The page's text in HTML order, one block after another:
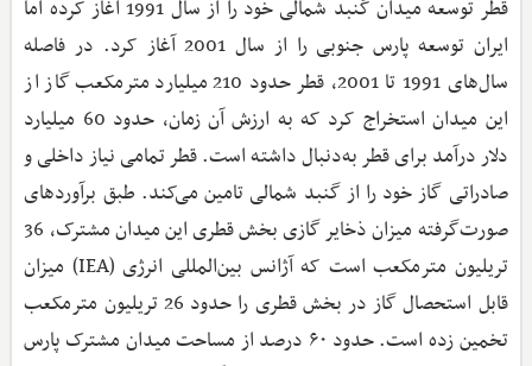
قطر توسعه میدان گنبد شمالی خود را از سال 1991 آغاز کرده اما
ایران توسعه پارس جنوبی را از سال 2001 آغاز کرد. در فاصله
سال‌های 1991 تا 2001، قطر حدود 210 میلیارد مترمکعب گاز از
این میدان استخراج کرد که به ارزش آن زمان، حدود 60 میلیارد
دلار درآمد برای قطر به‌دنبال داشته است. قطر تمامی نیاز داخلی و
صادراتی گاز خود را از گنبد شمالی تامین می‌کند. طبق برآوردهای
صورت‌گرفته میزان ذخایر گازی بخش قطری این میدان مشترک، 36
تریلیون مترمکعب است که آژانس بین‌المللی انرژی (IEA) میزان
قابل استحصال گاز در بخش قطری را حدود 26 تریلیون مترمکعب
تخمین زده است. حدود ۶۰ درصد از مساحت میدان مشترک پارس